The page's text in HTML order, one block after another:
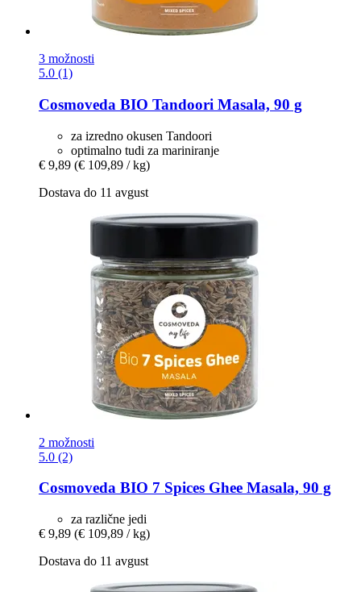
3 možnosti
5.0 (1)
Cosmoveda BIO Tandoori Masala, 90 g
za izredno okusen Tandoori
optimalno tudi za mariniranje
€ 9,89 (€ 109,89 / kg)
Dostava do 11 avgust
2 možnosti
5.0 (2)
Cosmoveda BIO 7 Spices Ghee Masala, 90 g
za različne jedi
€ 9,89 (€ 109,89 / kg)
Dostava do 11 avgust